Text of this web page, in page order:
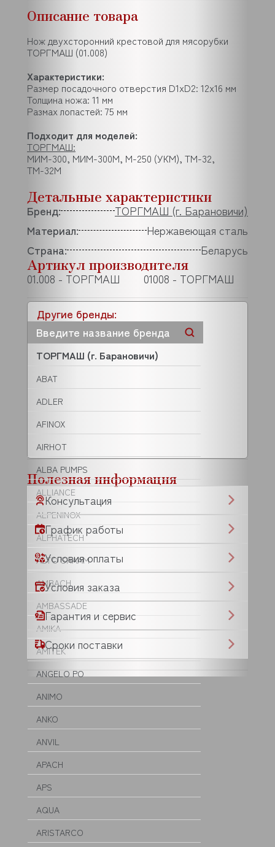
Другие бренды:
ТОРГМАШ (г. Барановичи)
ABAT
ADLER
AFINOX
AIRHOT
ALBA PUMPS
ALLIANCE
ALPENINOX
ALPHATECH
ALTO SHAAM
AMBACH
AMBASSADE
AMIKA
AMITEK
ANGELO PO
ANIMO
ANKO
ANVIL
APACH
APS
AQUA
ARISTARCO
Описание товара
Нож двухсторонний крестовой для мясорубки
ТОРГМАШ (01.008)
Характеристики:
Размер посадочного отверстия D1xD2: 12х16 мм
Толщина ножа: 11 мм
Размах лопастей: 75 мм
Подходит для моделей:
ТОРГМАШ:
МИМ-300, МИМ-300М, М-250 (УКМ), ТМ-32,
ТМ-32М
Детальные характеристики
Бренд:
ТОРГМАШ (г. Барановичи)
Материал:
Нержавеющая сталь
Страна:
Беларусь
Артикул производителя
01.008 - ТОРГМАШ 01008 - ТОРГМАШ
Полезная информация
Консультация
График работы
Условия оплаты
Условия заказа
Гарантия и сервис
Сроки поставки